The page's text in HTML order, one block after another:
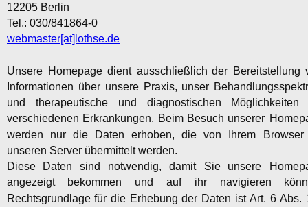
12205 Berlin
Tel.: 030/841864-0
webmaster[at]lothse.de
Unsere Homepage dient ausschließlich der Bereitstellung
Informationen über unsere Praxis, unser
und
therapeutische und diagnostischen
Möglichkeiten
verschiedenen Erkrankungen. Beim Besuch unserer
werden
nur die Daten erhoben, die von Ihrem
Browser
unseren Server übermittelt werden.
Diese
Daten sind notwendig, damit Sie unsere
angezeigt
bekommen und auf ihr navigieren
Rechtsgrundlage für die Erhebung der Daten ist Art. 6 Abs.